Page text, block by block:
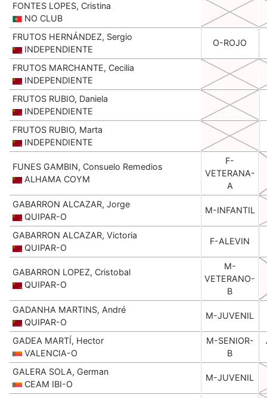
FONTES LOPES, Cristina
NO CLUB
FRUTOS HERNÁNDEZ, Sergio
INDEPENDIENTE
O-ROJO
FRUTOS MARCHANTE, Cecilia
INDEPENDIENTE
FRUTOS RUBIO, Daniela
INDEPENDIENTE
FRUTOS RUBIO, Marta
INDEPENDIENTE
FUNES GAMBIN, Consuelo Remedios
ALHAMA COYM
F-
VETERANA-
A
GABARRON ALCAZAR, Jorge
QUIPAR-O
M-INFANTIL
GABARRON ALCAZAR, Victoria
QUIPAR-O
F-ALEVIN
GABARRON LOPEZ, Cristobal
QUIPAR-O
M-
VETERANO-
B
GADANHA MARTINS, André
QUIPAR-O
M-JUVENIL
GADEA MARTÍ, Hector
VALENCIA-O
M-SENIOR-
B
GALERA SOLA, German
CEAM IBI-O
M-JUVENIL